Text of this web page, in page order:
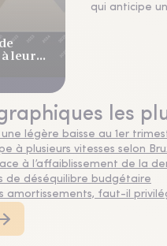
leur
4
qui anticipe
les
légère baisse au 1er
à plusieurs vitesses selon
à l’affaiblissement de la
de déséquilibre budgétaire
amortissements, faut-il